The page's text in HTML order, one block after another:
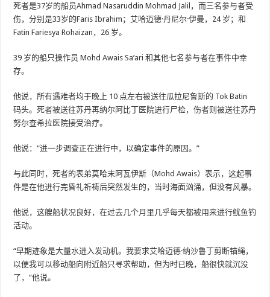
死者是37岁的船员Ahmad Nasaruddin Mohmad Jalil，而三名参与者受
伤，分别是33岁的Faris Ibrahim；艾哈迈德·丹尼尔·伊曼，24 岁；和
Fatin Fariesya Rohaizan，26 岁。
39 岁的船只操作员 Mohd Awais Sa’ari 和其他七名参与者在事件中幸
存。
他说，所有遇难者均于晚上 10 点左右被送往瓜拉尼鲁斯的 Tok Batin
码头。死者被送往苏丹再纳尔阿比丁医院进行尸检，伤者则被送往苏丹
努尔查希拉医院接受治疗。
他说：“进一步调查正在进行中，以确定事件的原因。”
与此同时，死者的表弟莫哈末阿瓦伊斯（Mohd Awais）表示，这起事
件是在他进行完昏礼祈祷后突然发生的，当时海面汹涌，但没有风暴。
他说，这艘船状况良好，在过去几个月里几乎每天都被用来进行鱿鱼钓
活动。
“早期迹象是大量水进入发动机。我要求艾哈迈德·纳沙鲁丁剪断锚绳，
以便我可以移动船向附近船只寻求帮助，但为时已晚，船很快就沉没
了，”他说。